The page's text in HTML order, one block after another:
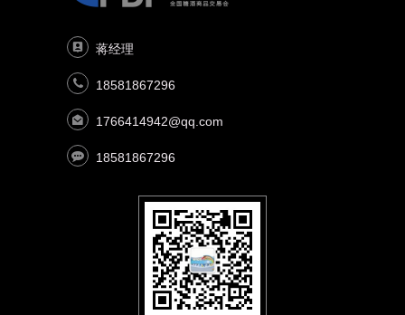
蒋经理
18581867296
1766414942@qq.com
18581867296